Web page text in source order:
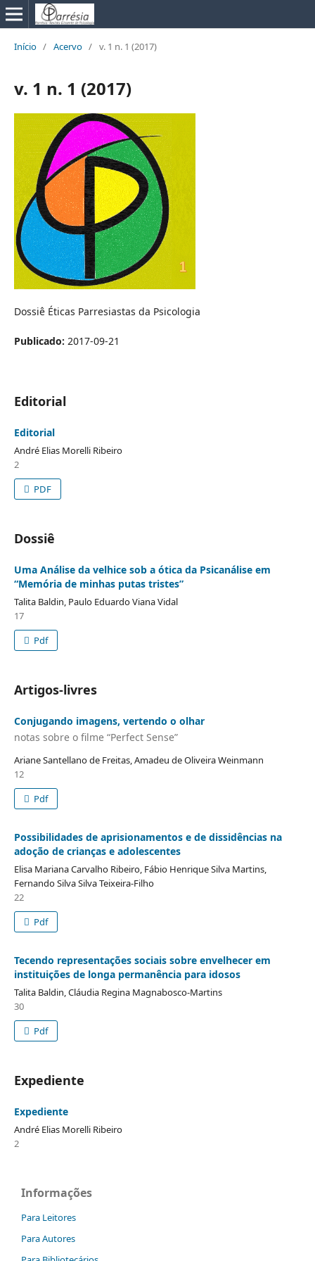
Início / Acervo / v. 1 n. 1 (2017)
v. 1 n. 1 (2017)
Dossiê Éticas Parresiastas da Psicologia
Publicado: 2017-09-21
Editorial
Editorial
André Elias Morelli Ribeiro
2
PDF
Dossiê
Uma Análise da velhice sob a ótica da Psicanálise em
“Memória de minhas putas tristes”
Talita Baldin, Paulo Eduardo Viana Vidal
17
Pdf
Artigos-livres
Conjugando imagens, vertendo o olhar
notas sobre o filme “Perfect Sense”
Ariane Santellano de Freitas, Amadeu de Oliveira Weinmann
12
Pdf
Possibilidades de aprisionamentos e de dissidências na
adoção de crianças e adolescentes
Elisa Mariana Carvalho Ribeiro, Fábio Henrique Silva Martins,
Fernando Silva Silva Teixeira-Filho
22
Pdf
Tecendo representações sociais sobre envelhecer em
instituições de longa permanência para idosos
Talita Baldin, Cláudia Regina Magnabosco-Martins
30
Pdf
Expediente
Expediente
André Elias Morelli Ribeiro
2
Informações
Para Leitores
Para Autores